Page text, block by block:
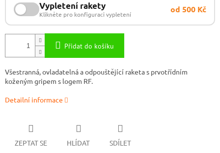
Vypletení rakety
Klikněte pro konfiguraci vypletení od 500 Kč
Přidat do košíku
Všestranná, ovladatelná a odpouštějící raketa s prvotřídním
koženým gripem s logem RF.
Detailní informace
ZEPTAT SE HLÍDAT SDÍLET